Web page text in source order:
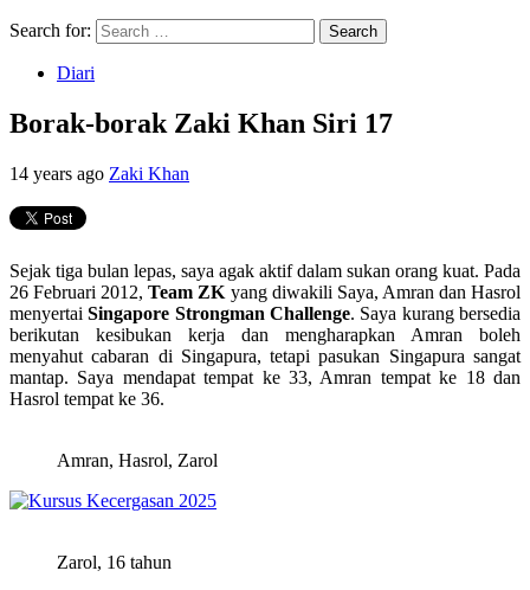
Search for:
Diari
Borak-borak Zaki Khan Siri 17
14 years ago Zaki Khan
Sejak tiga bulan lepas, saya agak aktif dalam sukan orang kuat. Pada
26 Februari 2012,Team ZK yang diwakili Saya, Amran dan Hasrol
menyertaiSingapore Strongman Challenge. Saya kurang bersedia
berikutan kesibukan kerja dan mengharapkan Amran boleh
menyahut cabaran di Singapura, tetapi pasukan Singapura sangat
mantap. Saya mendapat tempat ke 33, Amran tempat ke 18 dan
Hasrol tempat ke 36.
Amran, Hasrol, Zarol
Zarol, 16 tahun